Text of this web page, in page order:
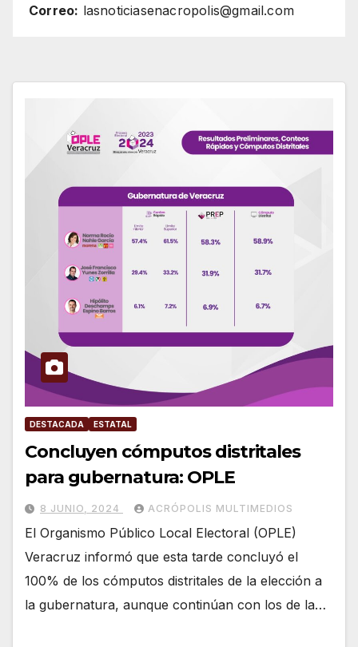
Correo: lasnoticiasenacropolis@gmail.com
DESTACADA ESTATAL
Concluyen cómputos distritales
para gubernatura: OPLE
8 JUNIO, 2024 ACRÓPOLIS MULTIMEDIOS
El Organismo Público Local Electoral (OPLE)
Veracruz informó que esta tarde concluyó el
100% de los cómputos distritales de la elección a
la gubernatura, aunque continúan con los de la…